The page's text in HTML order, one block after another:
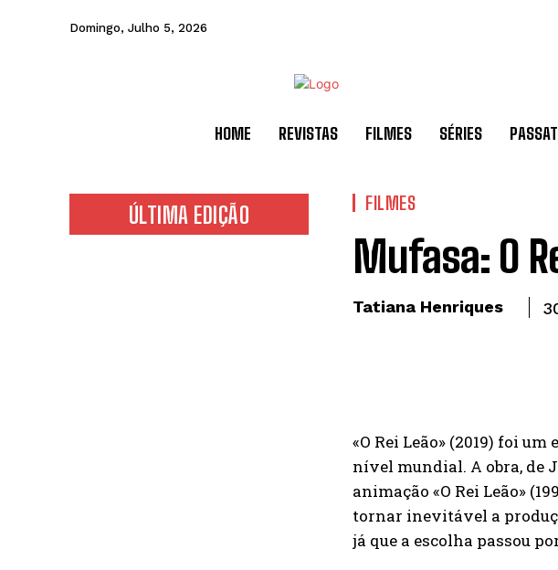
Domingo, Julho 5, 2026
HOME REVISTAS FILMES SÉRIES
ÚLTIMA EDIÇÃO FILMES
Mufasa: O
Tatiana Henriques
«O Rei Leão» (2019) foi
nível mundial. A obra, de
animação «O Rei Leão»
tornar inevitável a
já que a escolha passou